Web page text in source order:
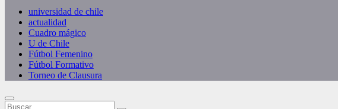
universidad de chile
actualidad
Cuadro mágico
U de Chile
Fútbol Femenino
Fútbol Formativo
Torneo de Clausura